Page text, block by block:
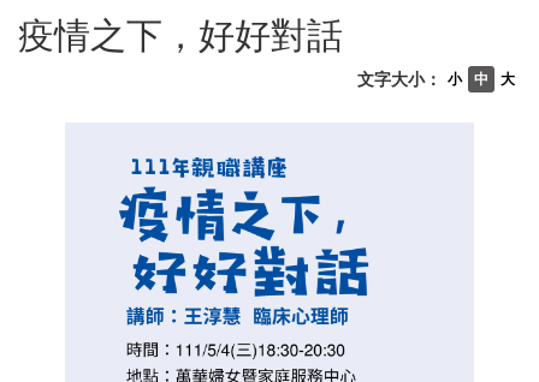
疫情之下，好好對話
大
中
小
文字大小：